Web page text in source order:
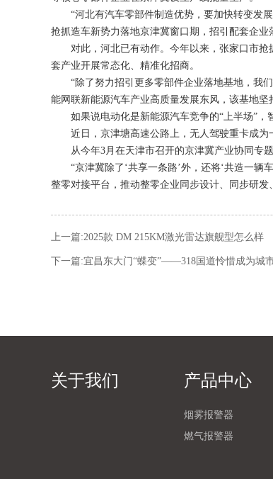
“河北有汽车零部件制造优势，要加快转变发展
抢抓造车新势力落地京津冀窗口期，招引配套企业
对此，河北已有动作。今年以来，张家口市抢
套产业开展常态化、精准化招商。
“除了努力招引更多零部件企业落地基地，我们
能网联新能源汽车产业高质量发展东风，该基地
如果说电动化是新能源汽车竞争的“上半场”，
近日，京津塘高速公路上，无人驾驶重卡成为
从今年3月在天津市召开的京津冀产业协同专题
“京津冀除了‘共享一条路’外，还将‘共造一辆车
整零对接平台，推动整零企业同步设计、同步研
上一篇:2025款 DM 215KM激光雷达旗舰型怎么样
下一篇:宜昌东大门“蝶变”——318国道怜惜成为城
关于我们 产品中心
烟雾报警器
燃气报警器